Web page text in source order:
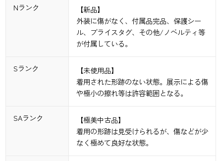
Nランク
【新品】
外装に傷がなく、付属品完品、保護シー
ル、ブライスタグ、その他/ノベルティ等
が付属している。
Sランク
【未使用品】
着用された形跡のない状態。展示による傷
や極小の擦れ等は許容範囲となる。
SAランク
【極美中古品】
着用の形跡は見受けられるが、傷などが少
なく極めて良好な状態。